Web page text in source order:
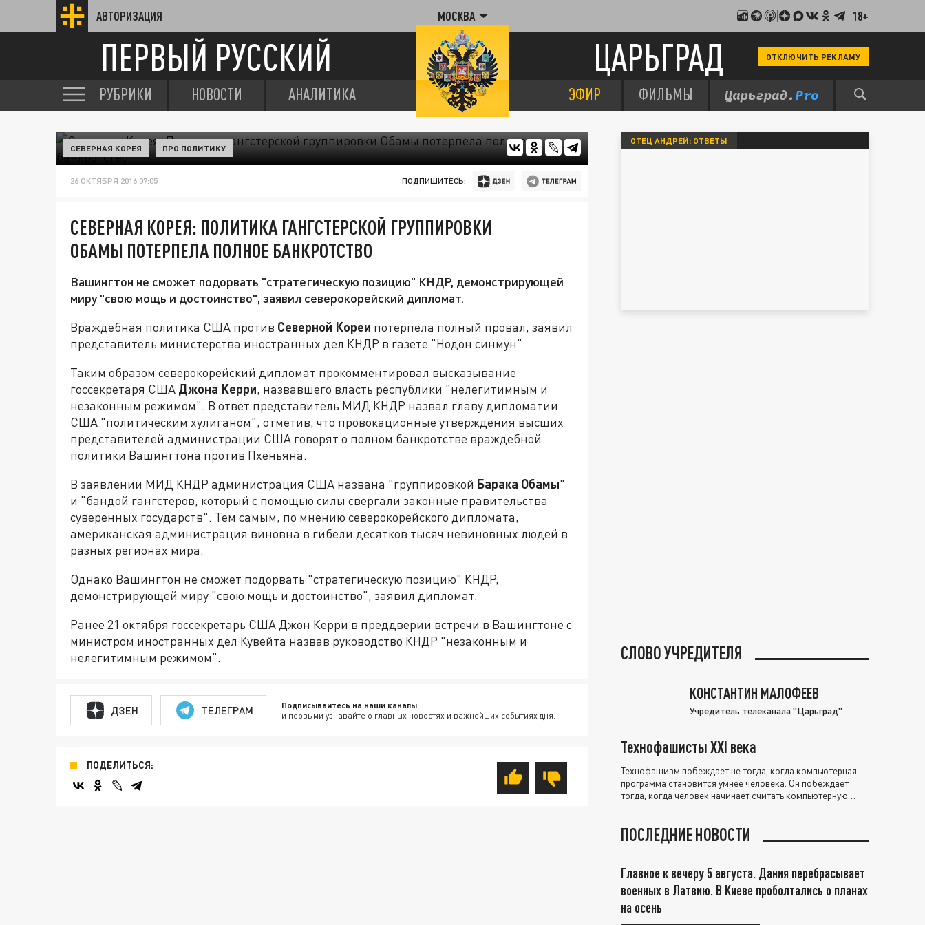
АВТОРИЗАЦИЯ МОСКВА 18+
ПЕРВЫЙ РУССКИЙ ЦАРЬГРАД ОТКЛЮЧИТЬ РЕКЛАМУ
РУБРИКИ НОВОСТИ АНАЛИТИКА ЭФИР ФИЛЬМЫ
СЕВЕРНАЯ КОРЕЯ ПРО ПОЛИТИКУ
26 ОКТЯБРЯ 2016 07:05 ПОДПИШИТЕСЬ:
СЕВЕРНАЯ КОРЕЯ: ПОЛИТИКА ГАНГСТЕРСКОЙ ГРУППИРОВКИ
ОБАМЫ ПОТЕРПЕЛА ПОЛНОЕ БАНКРОТСТВО
Вашингтон не сможет подорвать "стратегическую позицию" КНДР, демонстрирующей
миру "свою мощь и достоинство", заявил северокорейский дипломат.
Враждебная политика США против Северной Кореи потерпела полный провал, заявил
представитель министерства иностранных дел КНДР в газете "Нодон синмун".
Таким образом северокорейский дипломат прокомментировал высказывание
госсекретаря США Джона Керри, назвавшего власть республики "нелегитимным и
незаконным режимом". В ответ представитель МИД КНДР назвал главу дипломатии
США "политическим хулиганом", отметив, что провокационные утверждения высших
представителей администрации США говорят о полном банкротстве враждебной
политики Вашингтона против Пхеньяна.
В заявлении МИД КНДР администрация США названа "группировкой Барака Обамы"
и "бандой гангстеров, который с помощью силы свергали законные правительства
суверенных государств". Тем самым, по мнению северокорейского дипломата,
американская администрация виновна в гибели десятков тысяч невиновных людей в
разных регионах мира.
Однако Вашингтон не сможет подорвать "стратегическую позицию" КНДР,
демонстрирующей миру "свою мощь и достоинство", заявил дипломат.
Ранее 21 октября госсекретарь США Джон Керри в преддверии встречи в Вашингтоне с
министром иностранных дел Кувейта назвав руководство КНДР "незаконным и
нелегитимным режимом".
ДЗЕН ТЕЛЕГРАМ Подписывайтесь на наши каналы
и первыми узнавайте о главных новостях и важнейших событиях дня.
ПОДЕЛИТЬСЯ:
ОТЕЦ АНДРЕЙ: ОТВЕТЫ
СЛОВО УЧРЕДИТЕЛЯ
КОНСТАНТИН МАЛОФЕЕВ
Учредитель телеканала "Царьград"
Технофашисты XXI века
Технофашизм побеждает не тогда, когда компьютерная
программа становится умнее человека. Он побеждает
тогда, когда человек начинает считать компьютерную
ПОСЛЕДНИЕ НОВОСТИ
Главное к вечеру 5 августа. Дания перебрасывает
военных в Латвию. В Киеве проболтались о планах
на осень